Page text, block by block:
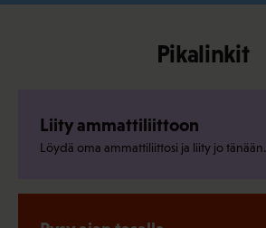
Pikalinkit
Liity ammattiliittoon
Löydä oma ammattiliittosi ja liity jo tänään.